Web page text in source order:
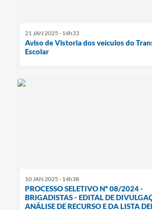
21 JAN 2025 - 14h33
Aviso de Vistoria dos veículos do
Escolar
10 JAN 2025 - 14h38
PROCESSO SELETIVO Nº 08/2024 -
BRIGADISTAS - EDITAL DE
ANÁLISE DE RECURSO E DA LISTA